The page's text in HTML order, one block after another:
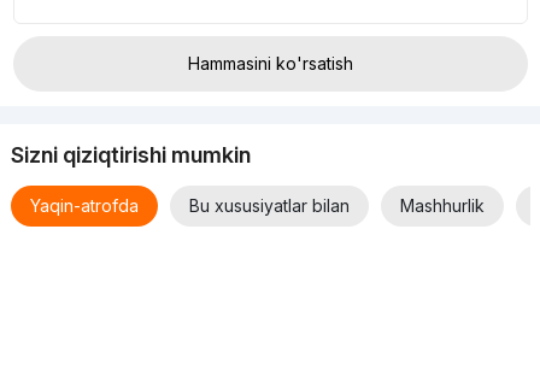
Hammasini ko'rsatish
Sizni qiziqtirishi mumkin
Yaqin-atrofda Bu xususiyatlar bilan Mashhurlik